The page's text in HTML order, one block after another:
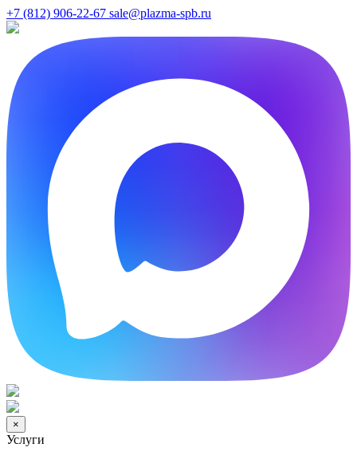
+7 (812) 906-22-67 sale@plazma-spb.ru
×
Услуги